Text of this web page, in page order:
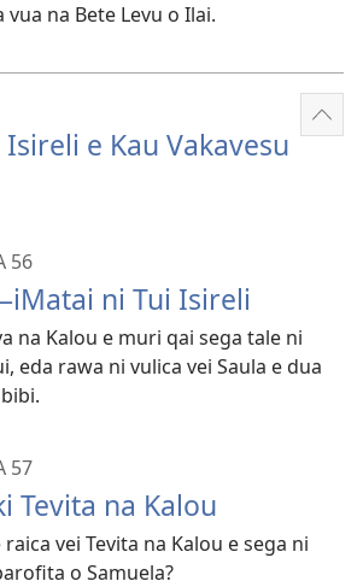
na Bete Levu o Ilai.
e Kau Vakavesu
56
ni Tui Isireli
na Kalou e muri qai sega tale ni
eda rawa ni vulica vei Saula e dua
57
Tevita na Kalou
raica vei Tevita na Kalou e sega ni
o Samuela?